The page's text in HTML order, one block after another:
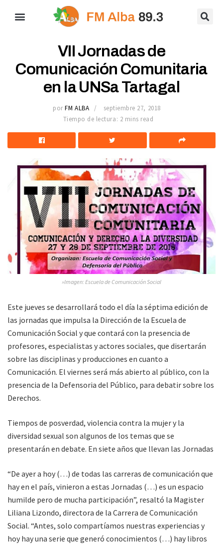
VII Jornadas de
Comunicación Comunitaria
en la UNSa Tartagal
por FM ALBA
septiembre 27, 2018
Tiempo de lectura: 2 mins read
»Imagen: Escuela de Comunicación Social
Este jueves se desarrollará todo el día la séptima edición de
las jornadas que impulsa la Dirección de la Escuela de
Comunicación Social y que contará con la presencia de
profesores, especialistas y actores sociales, que disertarán
sobre las disciplinas y producciones en cuanto a
Comunicación. El viernes será más abierto al público, con la
presencia de la Defensoria del Público, para debatir sobre los
Derechos.
Tiempos de posverdad, violencia contra la mujer y la
diversidad sexual son algunos de los temas que se
presentarán en debate. En siete años que llevan las Jornadas
“De ayer a hoy (…) de todas las carreras de comunicación que
hay en el país, vinieron a estas Jornadas (…) es un espacio
humilde pero de mucha participación”, resaltó la Magister
Liliana Lizondo, directora de la Carrera de Comunicación
Social. “Antes, solo compartíamos nuestras experiencias y
hoy hay una serie que generó conocimientos (…) hay libros